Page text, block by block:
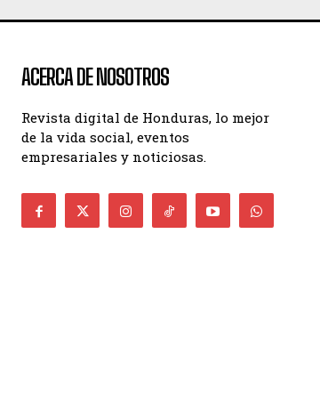
ACERCA DE NOSOTROS
Revista digital de Honduras, lo mejor
de la vida social, eventos
empresariales y noticiosas.